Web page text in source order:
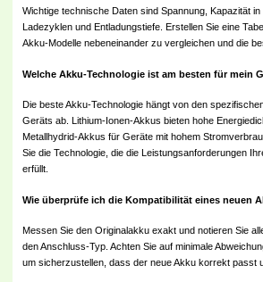
Wichtige technische Daten sind Spannung, Kapazität
Ladezyklen und Entladungstiefe. Erstellen Sie eine
Akku-Modelle nebeneinander zu vergleichen und die
Welche Akku-Technologie ist am besten für mein
Die beste Akku-Technologie hängt von den
Geräts ab. Lithium-Ionen-Akkus bieten hohe
Metallhydrid-Akkus für Geräte mit hohem
Sie die Technologie, die die Leistungsanforderungen
erfüllt.
Wie überprüfe ich die Kompatibilität eines neuen
Messen Sie den Originalakku exakt und notieren Sie
den Anschluss-Typ. Achten Sie auf minimale
um sicherzustellen, dass der neue Akku korrekt passt